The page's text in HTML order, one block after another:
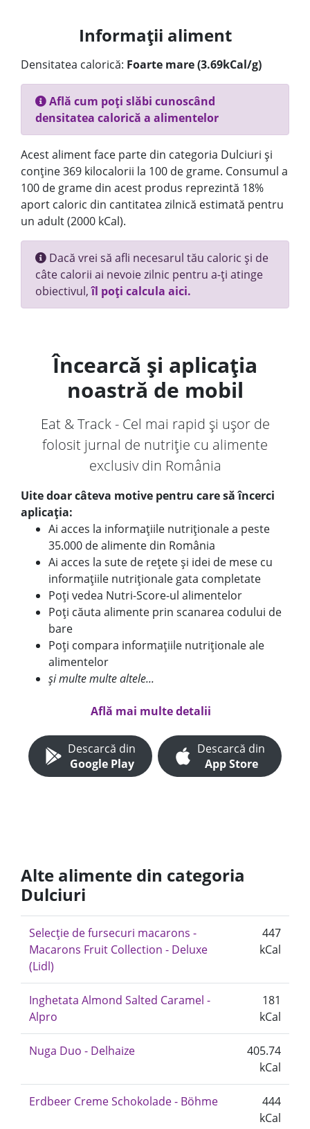
Informații aliment
Densitatea calorică: Foarte mare (3.69kCal/g)
Află cum poți slăbi cunoscând
densitatea calorică a alimentelor
Acest aliment face parte din categoria Dulciuri și
conține 369 kilocalorii la 100 de grame. Consumul a
100 de grame din acest produs reprezintă 18%
aport caloric din cantitatea zilnică estimată pentru
un adult (2000 kCal).
Dacă vrei să afli necesarul tău caloric și de
câte calorii ai nevoie zilnic pentru a-ți atinge
obiectivul,îl poți calcula aici.
Încearcă și aplicația
noastră de mobil
Eat & Track - Cel mai rapid și ușor de
folosit jurnal de nutriție cu alimente
exclusiv din România
Uite doar câteva motive pentru care să încerci
aplicația:
Ai acces la informațiile nutriționale a peste
35.000 de alimente din România
Ai acces la sute de rețete și idei de mese cu
informațiile nutriționale gata completate
Poți vedea Nutri-Score-ul alimentelor
Poți căuta alimente prin scanarea codului de
bare
Poți compara informațiile nutriționale ale
alimentelor
și multe multe altele...
Află mai multe detalii
Descarcă din
Google Play
Descarcă din
App Store
Alte alimente din categoria
Dulciuri
Selecție de fursecuri macarons -
Macarons Fruit Collection - Deluxe
(Lidl)
447
kCal
Inghetata Almond Salted Caramel -
Alpro
181
kCal
Nuga Duo - Delhaize
405.74
kCal
Erdbeer Creme Schokolade - Böhme
444
kCal